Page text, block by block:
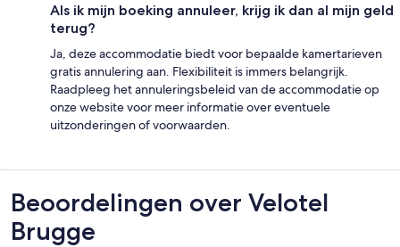
Als ik mijn boeking annuleer, krijg ik dan al mijn geld
terug?
Ja, deze accommodatie biedt voor bepaalde kamertarieven
gratis annulering aan. Flexibiliteit is immers belangrijk.
Raadpleeg het annuleringsbeleid van de accommodatie op
onze website voor meer informatie over eventuele
uitzonderingen of voorwaarden.
Beoordelingen
Beoordelingen over Velotel
Brugge